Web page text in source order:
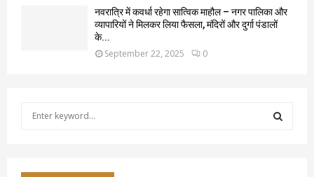
नवरात्रि में कवर्धा रहेगा सात्विक माहौल – नगर पालिका और
व्यापारियों ने मिलकर लिया फैसला, मंदिरों और दुर्गा पंडालों
के...
September 22, 2025 0